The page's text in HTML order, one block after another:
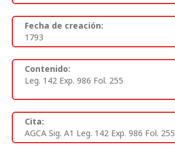
Fecha de creación:
1793
Contenido:
Leg. 142 Exp. 986 Fol. 255
Cita:
AGCA Sig. A1 Leg. 142 Exp. 986 Fol. 255